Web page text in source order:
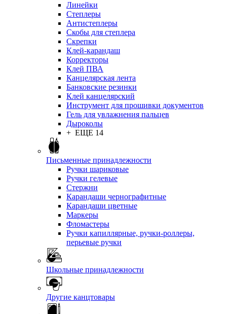
Линейки
Степлеры
Антистеплеры
Скобы для степлера
Скрепки
Клей-карандаш
Корректоры
Клей ПВА
Канцелярская лента
Банковские резинки
Клей канцелярский
Инструмент для прошивки документов
Гель для увлажнения пальцев
Дыроколы
+ ЕЩЕ 14
Письменные принадлежности
Ручки шариковые
Ручки гелевые
Стержни
Карандаши чернографитные
Карандаши цветные
Маркеры
Фломастеры
Ручки капиллярные, ручки-роллеры,
перьевые ручки
Школьные принадлежности
Другие канцтовары